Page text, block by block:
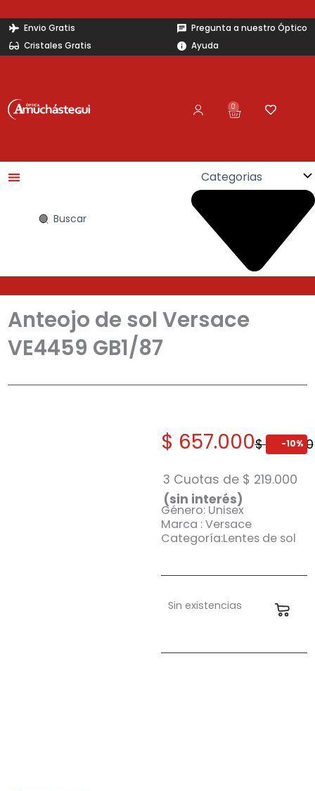
contenido
Envio Gratis
Cristales Gratis
Pregunta a nuestro Óptico
Ayuda
0
Carrito
Search
Anteojo de sol Versace
VE4459 GB1/87
$730.000
El
precio
original
era:
$ 730.000.
$ 657.000
El
precio
actual
es:
$ 657.000.
-10%
3 Cuotas de $ 219.000
(sin interés)
Género: Unisex
Marca : Versace
Categoría:Lentes de sol
Sin existencias